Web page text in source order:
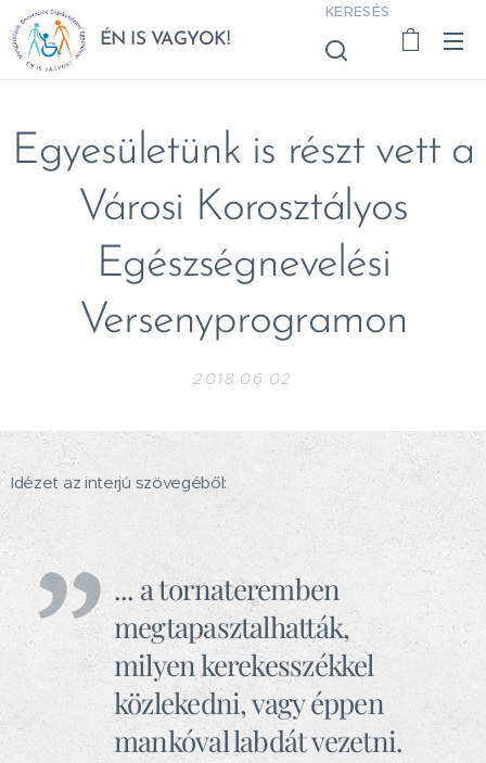
ÉN IS VAGYOK!
KERESÉS
Egyesületünk is részt vett a
Városi Korosztályos
Egészségnevelési
Versenyprogramon
2018.06.02
Idézet az interjú szövegéből:
... a tornateremben
megtapasztalhatták,
milyen kerekesszékkel
közlekedni, vagy éppen
mankóval labdát vezetni.